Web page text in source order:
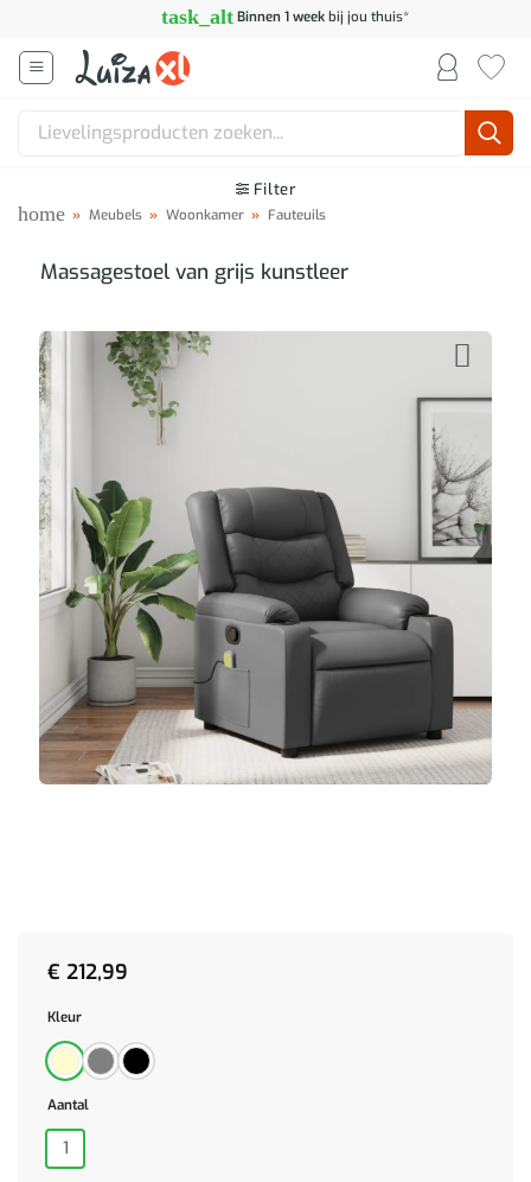
inhoud
task_alt Binnen 1 weekbij jou thuis*
Zoeken
Filter
home » Meubels » Woonkamer » Fauteuils
Massagestoel van grijs kunstleer
€ 212,99
Kleur
Aantal
1